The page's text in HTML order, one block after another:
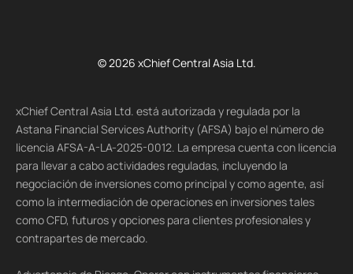
© 2026 xChief Central Asia Ltd.
xChief Central Asia Ltd. está autorizada y regulada por la
Astana Financial Services Authority (AFSA) bajo el número de
licencia AFSA-A-LA-2025-0012. La empresa cuenta con licencia
para llevar a cabo actividades reguladas, incluyendo la
negociación de inversiones como principal y como agente, así
como la intermediación de operaciones en inversiones tales
como CFD, futuros y opciones para clientes profesionales y
contrapartes de mercado.